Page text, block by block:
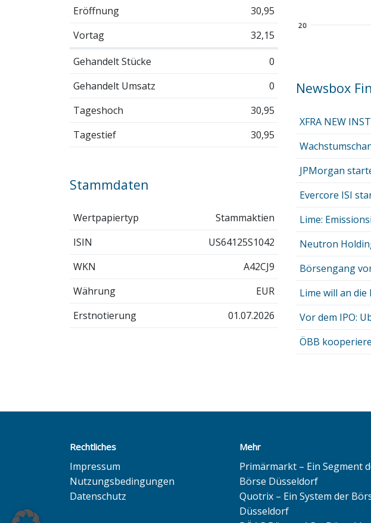
Eröffnung
30,95
Vortag
32,15
Gehandelt Stücke
0
Gehandelt Umsatz
0
Tageshoch
30,95
Tagestief
30,95
Stammdaten
Wertpapiertyp
Stammaktien
ISIN
US64125S1042
WKN
A42CJ9
Währung
EUR
Erstnotierung
01.07.2026
Newsbox
XFRA NEW
JPMorgan
Evercore ISI
Lime:
Neutron
Börsengang
Lime will an
Vor dem IPO:
ÖBB
Rechtliches
Impressum
Nutzungsbedingungen
Datenschutz
Mehr
Primärmarkt – Ein Segment
Börse Düsseldorf
Quotrix – Ein System der
Düsseldorf